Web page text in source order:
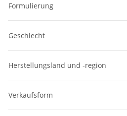
Formulierung
Geschlecht
Herstellungsland und -region
Verkaufsform